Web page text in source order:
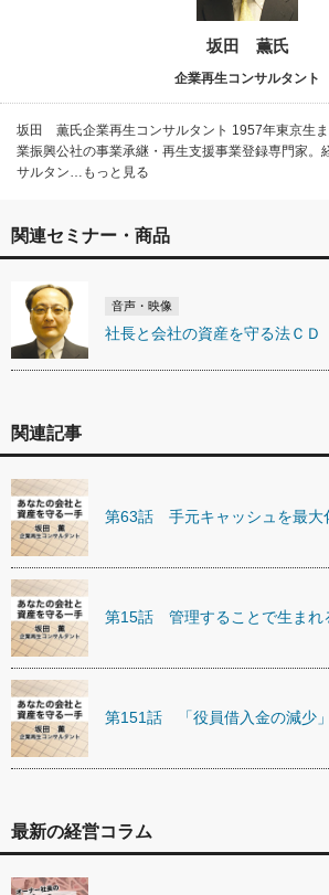
坂田 薫氏
企業再生コンサルタント
坂田 薫氏企業再生コンサルタント 1957年東京生
業振興公社の事業承継・再生支援事業登録専門家。
サルタン…もっと見る
関連セミナー・商品
音声・映像
社長と会社の資産を守る法ＣＤ
関連記事
第63話 手元キャッシュを最大
第15話 管理することで生まれ
第151話 「役員借入金の減少
最新の経営コラム